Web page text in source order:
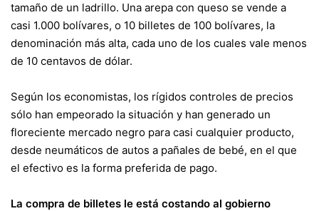
tamaño de un ladrillo. Una arepa con queso se vende a
casi 1.000 bolívares, o 10 billetes de 100 bolívares, la
denominación más alta, cada uno de los cuales vale menos
de 10 centavos de dólar.
Según los economistas, los rígidos controles de precios
sólo han empeorado la situación y han generado un
floreciente mercado negro para casi cualquier producto,
desde neumáticos de autos a pañales de bebé, en el que
el efectivo es la forma preferida de pago.
La compra de billetes le está costando al gobierno